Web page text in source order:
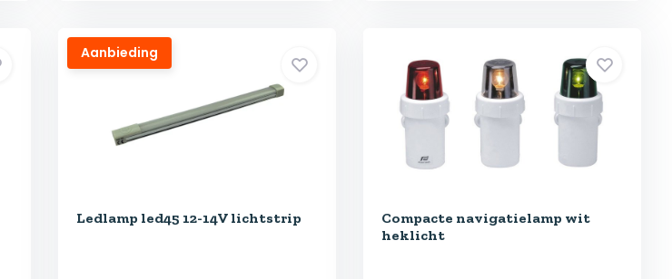
Aanbieding
Ledlamp led45 12-14V lichtstrip
Compacte navigatielamp wit
heklicht